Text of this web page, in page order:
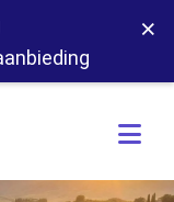
×